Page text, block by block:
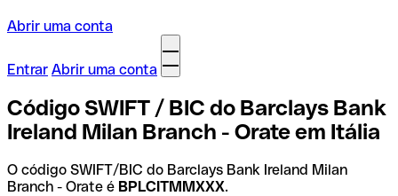
Abrir uma conta
Entrar Abrir uma conta
Código SWIFT / BIC do Barclays Bank
Ireland Milan Branch - Orate em Itália
O código SWIFT/BIC do Barclays Bank Ireland Milan
Branch - Orate é BPLCITMMXXX.